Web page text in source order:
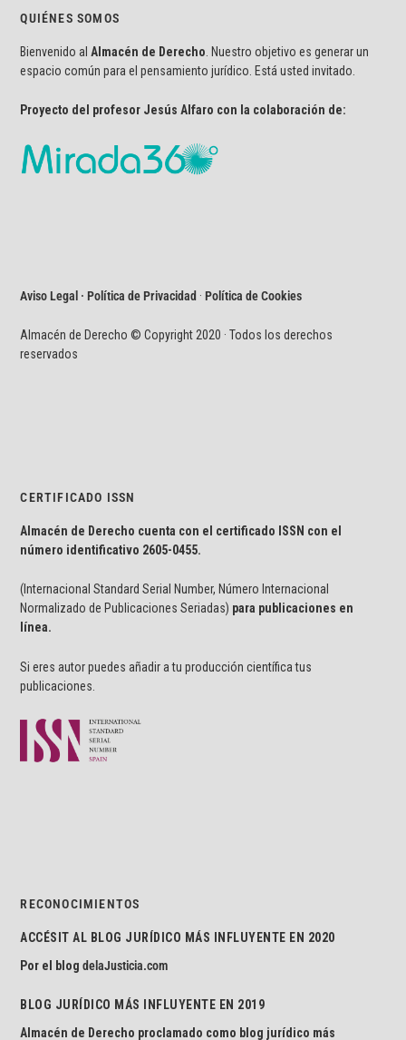
QUIÉNES SOMOS
Bienvenido al Almacén de Derecho . Nuestro objetivo es generar un
espacio común para el pensamiento jurídico. Está usted invitado.
Proyecto del profesor Jesús Alfaro con la colaboración de:
Aviso Legal · Política de Privacidad ·Política de Cookies
Almacén de Derecho © Copyright 2020 · Todos los derechos
reservados
CERTIFICADO ISSN
Almacén de Derecho cuenta con el certificado ISSN con el
número identificativo 2605-0455.
(Internacional Standard Serial Number, Número Internacional
Normalizado de Publicaciones Seriadas) para publicaciones en
línea.
Si eres autor puedes añadir a tu producción científica tus
publicaciones.
RECONOCIMIENTOS
ACCÉSIT AL BLOG JURÍDICO MÁS INFLUYENTE EN 2020
Por el blogdelaJusticia.com
BLOG JURÍDICO MÁS INFLUYENTE EN 2019
Almacén de Derecho proclamado como blog jurídico más